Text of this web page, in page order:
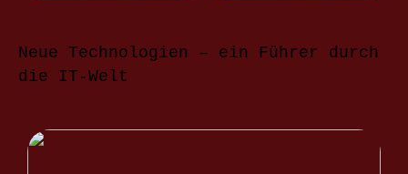
Neue Technologien – ein Führer durch
die IT-Welt